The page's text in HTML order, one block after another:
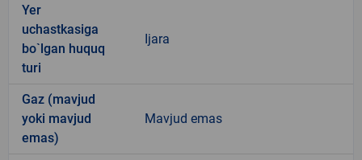
Yer
uchastkasiga
bo`lgan huquq
turi
Ijara
Gaz (mavjud
yoki mavjud
emas)
Mavjud emas